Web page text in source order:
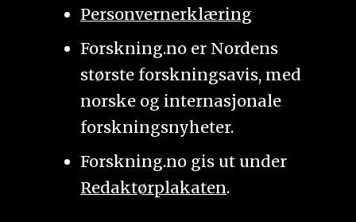
Personvernerklæring
Forskning.no er Nordens
største forskningsavis, med
norske og internasjonale
forskningsnyheter.
Forskning.no gis ut under
Redaktørplakaten.